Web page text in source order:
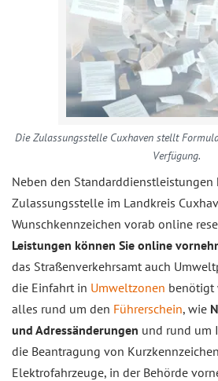
Die Zulassungsstelle Cuxhaven stellt
Verfügung.
Neben den Standarddienstleistungen
Zulassungsstelle im Landkreis
Wunschkennzeichen vorab online
Leistungen können Sie online
das Straßenverkehrsamt auch
die Einfahrt in Umweltzonen benötigt
alles rund um den Führerschein, wie
und Adressänderungen und rund um
die Beantragung von
Elektrofahrzeuge, in der Behörde